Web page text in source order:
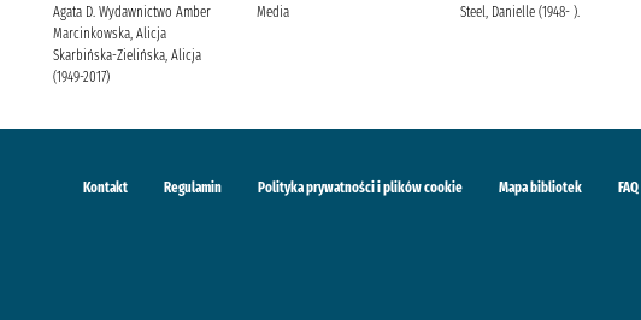
Agata D. Wydawnictwo Amber
Marcinkowska, Alicja
Skarbińska-Zielińska, Alicja
(1949-2017)
Media
Steel, Danielle (1948- ).
Kontakt Regulamin Polityka prywatności i plików cookie Mapa bibliotek FAQ